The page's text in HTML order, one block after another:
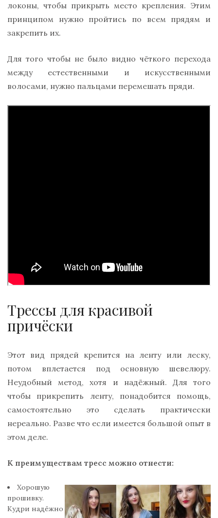
локоны, чтобы прикрыть место крепления. Этим
принципом нужно пройтись по всем прядям и
закрепить их.
Для того чтобы не было видно чёткого перехода
между естественными и искусственными
волосами, нужно пальцами перемешать пряди.
Трессы для красивой
причёски
Этот вид прядей крепится на ленту или леску,
потом вплетается под основную шевелюру.
Неудобный метод, хотя и надёжный. Для того
чтобы прикрепить ленту, понадобится помощь,
самостоятельно это сделать практически
нереально. Разве что если имеется большой опыт в
этом деле.
К преимуществам тресс можно отнести:
Хорошую
прошивку.
Кудри надёжно